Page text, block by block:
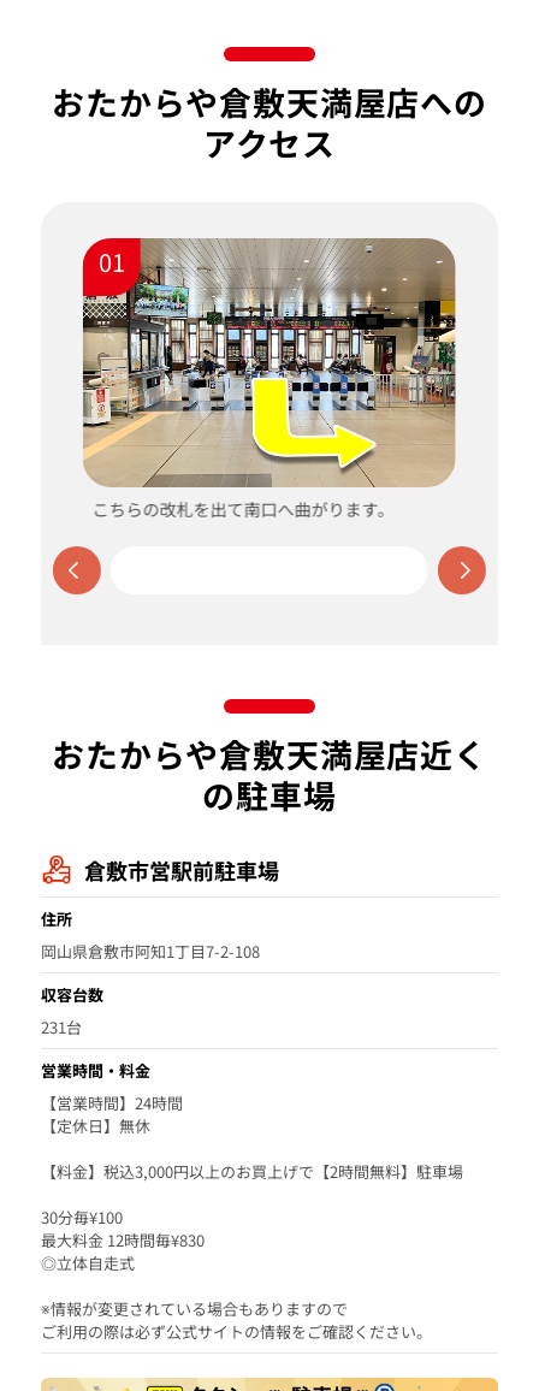
おたからや倉敷天満屋店への
アクセス
01
こちらの改札を出て南口へ曲がります。
おたからや倉敷天満屋店近く
の駐車場
倉敷市営駅前駐車場
住所
岡山県倉敷市阿知1丁目7-2-108
収容台数
231台
営業時間・料金
【営業時間】24時間
【定休日】無休
【料金】税込3,000円以上のお買上げで【2時間無料】駐車場
30分毎¥100
最大料金 12時間毎¥830
◎立体自走式
※情報が変更されている場合もありますので
ご利用の際は必ず公式サイトの情報をご確認ください。